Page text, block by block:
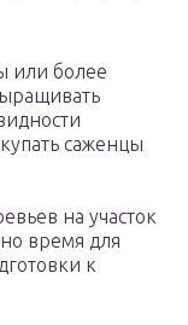
или более
саженцы
на участок
время для
к